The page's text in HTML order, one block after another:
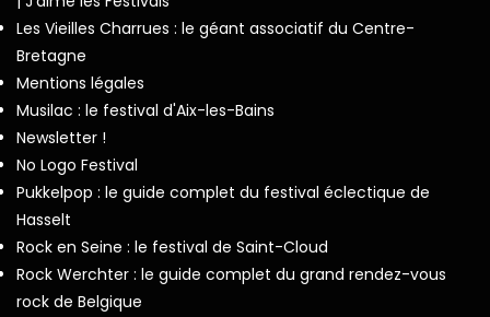
Les Vieilles Charrues : le géant associatif du Centre-
Bretagne
Mentions légales
Musilac : le festival d'Aix-les-Bains
Newsletter !
No Logo Festival
Pukkelpop : le guide complet du festival éclectique de
Hasselt
Rock en Seine : le festival de Saint-Cloud
Rock Werchter : le guide complet du grand rendez-vous
rock de Belgique